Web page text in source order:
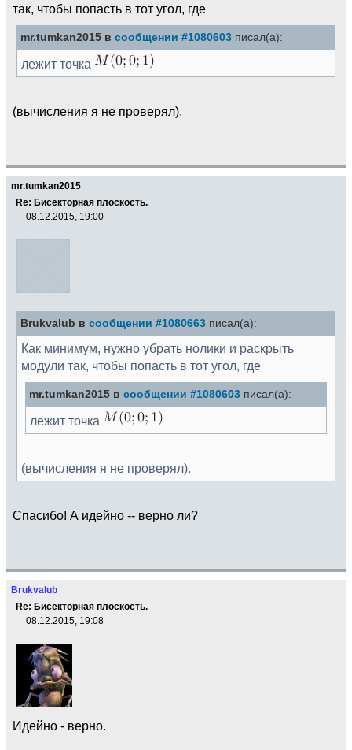
так, чтобы попасть в тот угол, где
mr.tumkan2015 в сообщении #1080603 писал(а):
лежит точка
(вычисления я не проверял).
mr.tumkan2015
Re: Бисекторная плоскость.
08.12.2015, 19:00
Brukvalub в сообщении #1080663 писал(а):
Как минимум, нужно убрать нолики и раскрыть
модули так, чтобы попасть в тот угол, где
mr.tumkan2015 в сообщении #1080603 писал(а):
лежит точка
(вычисления я не проверял).
Спасибо! А идейно -- верно ли?
Brukvalub
Re: Бисекторная плоскость.
08.12.2015, 19:08
Идейно - верно.